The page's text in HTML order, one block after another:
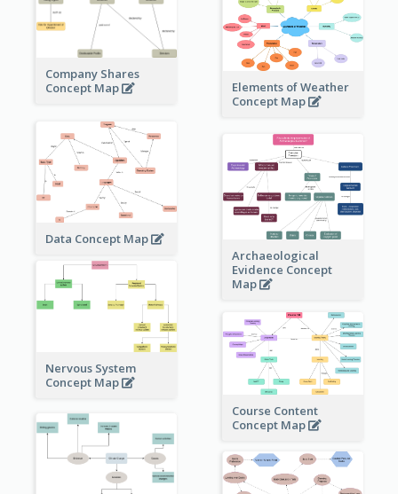
Company Shares
Concept Map
Elements of Weather
Concept Map
Data Concept Map
Archaeological
Evidence Concept
Map
Nervous System
Concept Map
Course Content
Concept Map